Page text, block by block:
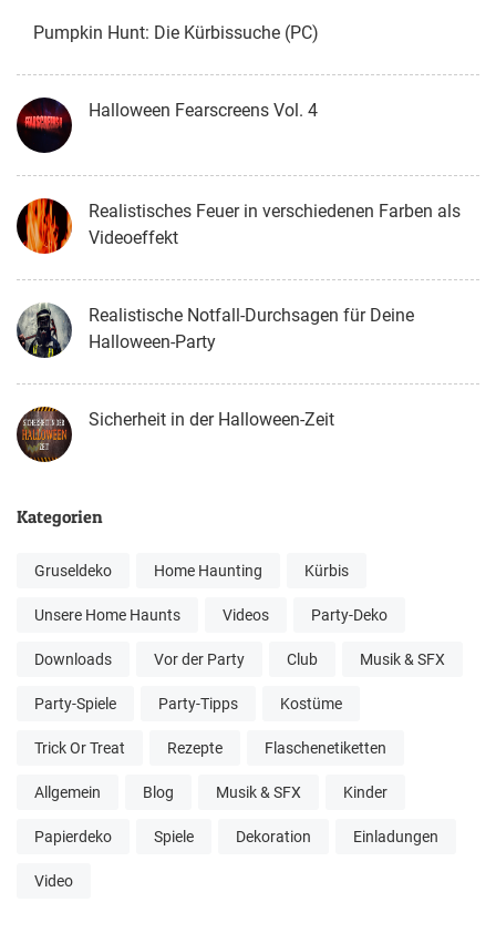
Pumpkin Hunt: Die Kürbissuche (PC)
Halloween Fearscreens Vol. 4
Realistisches Feuer in verschiedenen Farben als
Videoeffekt
Realistische Notfall-Durchsagen für Deine
Halloween-Party
Sicherheit in der Halloween-Zeit
Kategorien
Gruseldeko Home Haunting Kürbis
Unsere Home Haunts Videos Party-Deko
Downloads Vor der Party Club Musik & SFX
Party-Spiele Party-Tipps Kostüme
Trick Or Treat Rezepte Flaschenetiketten
Allgemein Blog Musik & SFX Kinder
Papierdeko Spiele Dekoration Einladungen
Video